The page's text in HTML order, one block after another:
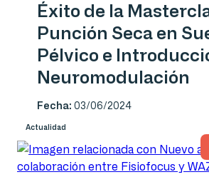
Éxito de la
Punción Seca en
Pélvico e
Neuromodulación
Fecha:03/06/2024
Actualidad